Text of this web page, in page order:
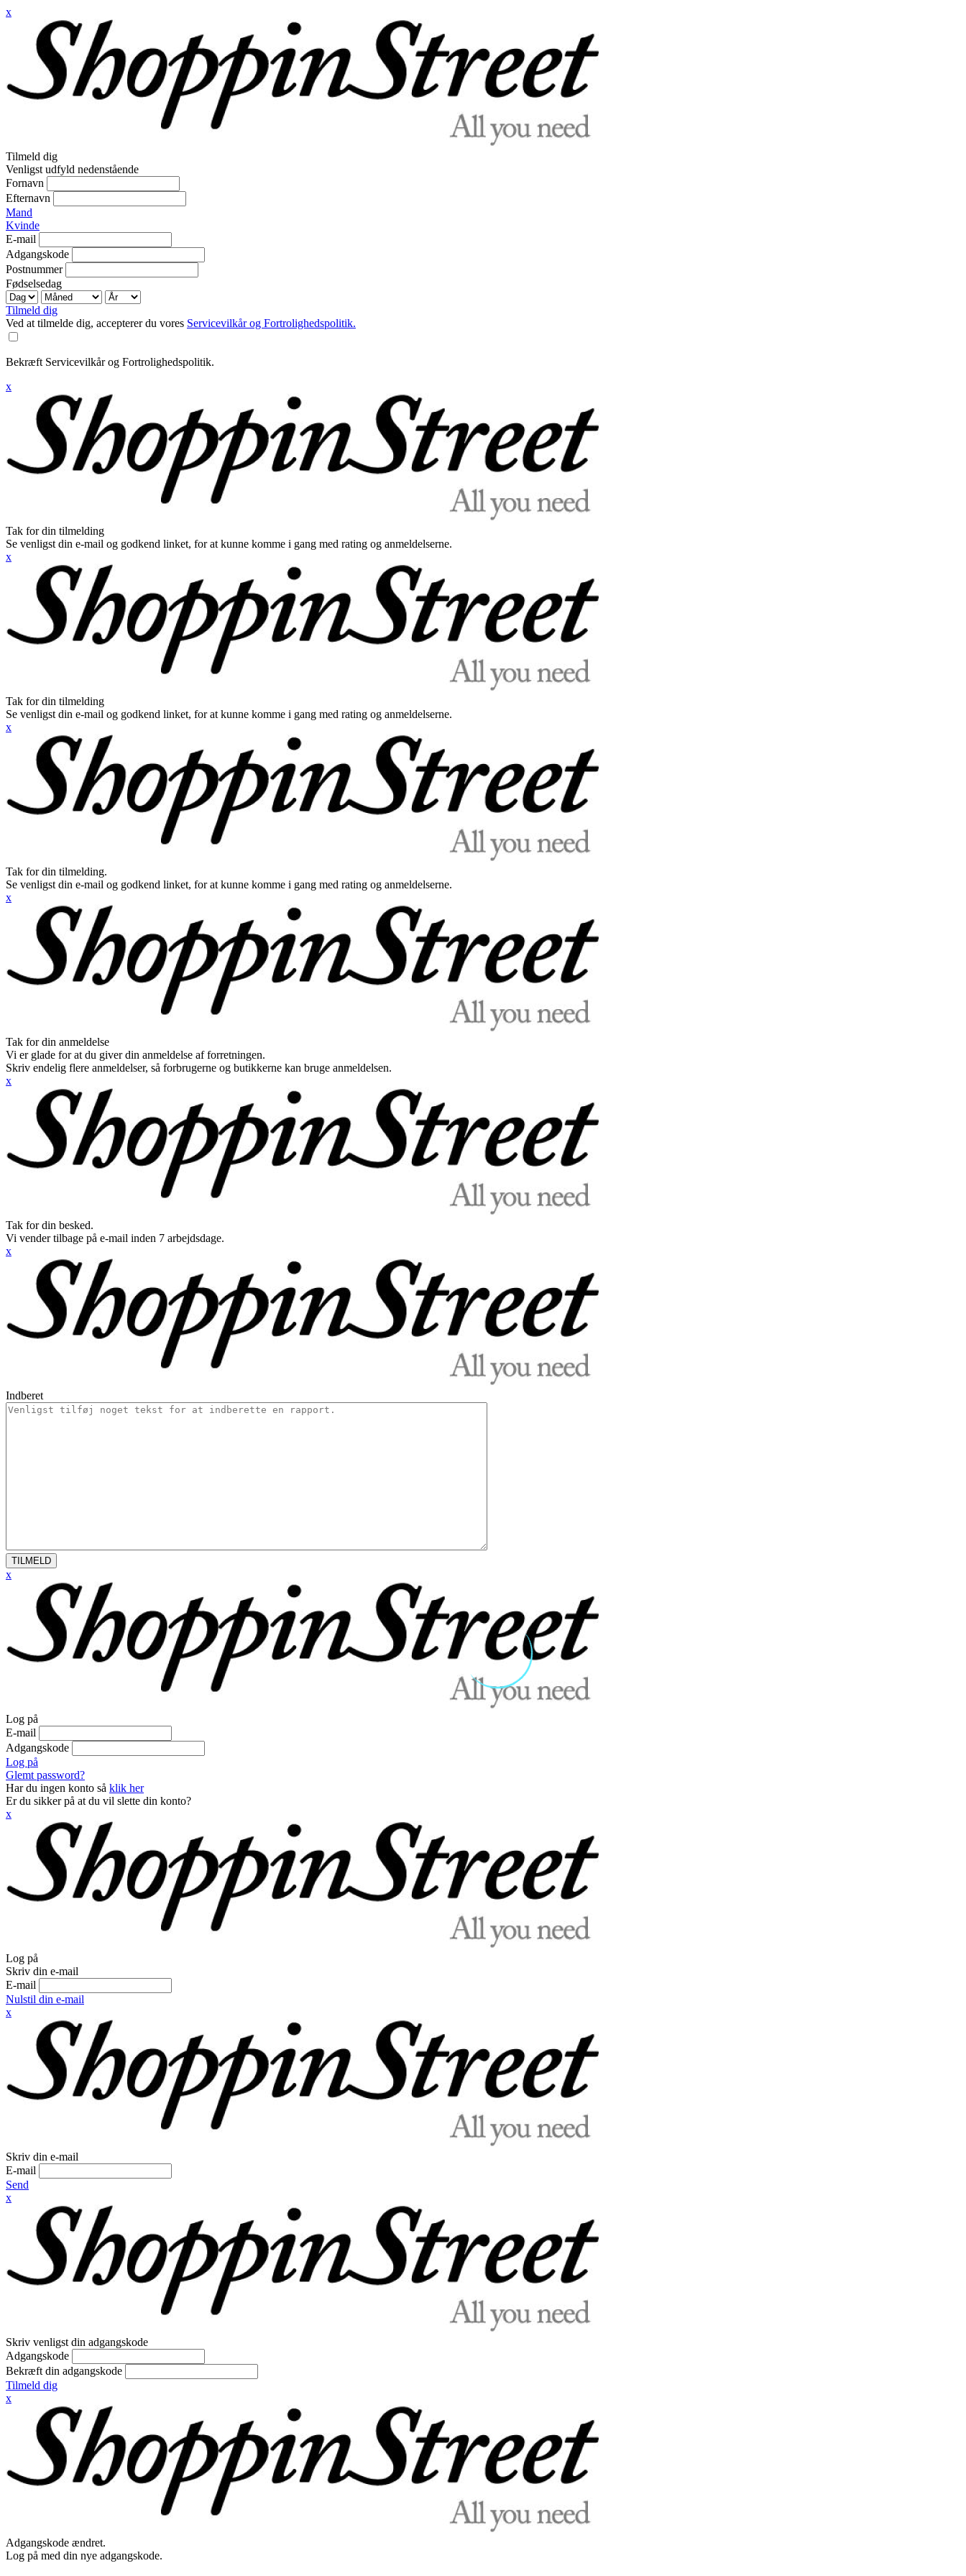
x
Tilmeld dig
Venligst udfyld nedenstående
Fornavn
Efternavn
Mand
Kvinde
E-mail
Adgangskode
Postnummer
Fødselsedag
Tilmeld dig
Ved at tilmelde dig, accepterer du vores Servicevilkår og Fortrolighedspolitik.
Bekræft Servicevilkår og Fortrolighedspolitik.
x
Tak for din tilmelding
Se venligst din e-mail og godkend linket, for at kunne komme i gang med rating og anmeldelserne.
x
Tak for din tilmelding
Se venligst din e-mail og godkend linket, for at kunne komme i gang med rating og anmeldelserne.
x
Tak for din tilmelding.
Se venligst din e-mail og godkend linket, for at kunne komme i gang med rating og anmeldelserne.
x
Tak for din anmeldelse
Vi er glade for at du giver din anmeldelse af forretningen.
Skriv endelig flere anmeldelser, så forbrugerne og butikkerne kan bruge anmeldelsen.
x
Tak for din besked.
Vi vender tilbage på e-mail inden 7 arbejdsdage.
x
Indberet
TILMELD
x
Log på
E-mail
Adgangskode
Log på
Glemt password?
Har du ingen konto så klik her
Er du sikker på at du vil slette din konto?
x
Log på
Skriv din e-mail
E-mail
Nulstil din e-mail
x
Skriv din e-mail
E-mail
Send
x
Skriv venligst din adgangskode
Adgangskode
Bekræft din adgangskode
Tilmeld dig
x
Adgangskode ændret.
Log på med din nye adgangskode.